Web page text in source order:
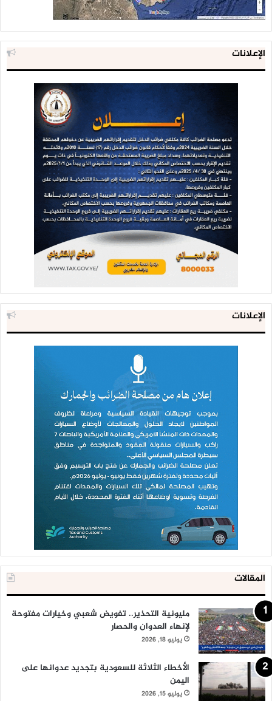
الإعلانات
الإعلانات
المقالات
مليونية التحذير.. تفويض شعبي وخيارات مفتوحة
لإنهاء العدوان والحصار
يوليو 18, 2026
الأخطاء الثلاثة للسعودية بتجديد عدوانها على
اليمن
يوليو 15, 2026